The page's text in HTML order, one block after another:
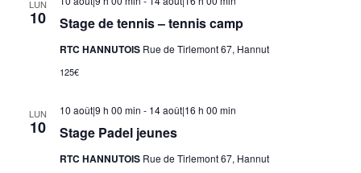
LUN
10 Stage de tennis – tennis camp
RTC HANNUTOIS Rue de Tirlemont 67, Hannut
125€
LUN
10 Stage Padel jeunes
10 août|9 h 00 min - 14 août|16 h 00 min
RTC HANNUTOIS Rue de Tirlemont 67, Hannut